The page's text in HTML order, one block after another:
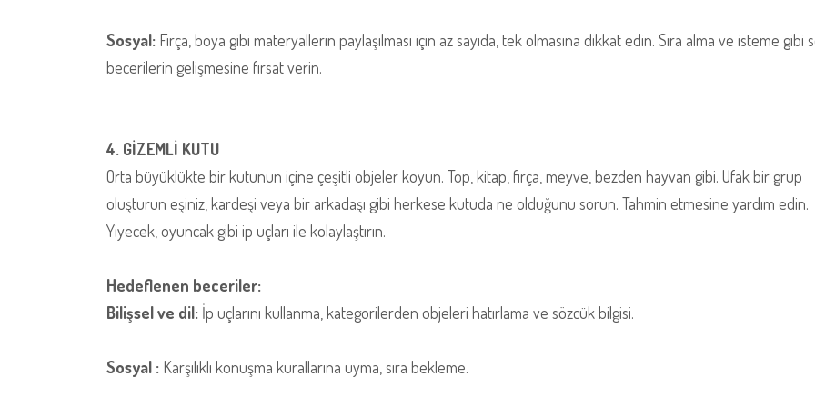
Sosyal: Fırça, boya gibi materyallerin paylaşılması için az sayıda, tek olmasına dikkat edin. Sıra alma ve isteme gibi
becerilerin gelişmesine fırsat verin.
4. GİZEMLİ KUTU
Orta büyüklükte bir kutunun içine çeşitli objeler koyun. Top, kitap, fırça, meyve, bezden hayvan gibi. Ufak bir grup
oluşturun eşiniz, kardeşi veya bir arkadaşı gibi herkese kutuda ne olduğunu sorun. Tahmin etmesine yardım edin.
Yiyecek, oyuncak gibi ip uçları ile kolaylaştırın.
Hedeflenen beceriler:
Bilişsel ve dil: İp uçlarını kullanma, kategorilerden objeleri hatırlama ve sözcük bilgisi.
Sosyal : Karşılıklı konuşma kurallarına uyma, sıra bekleme.